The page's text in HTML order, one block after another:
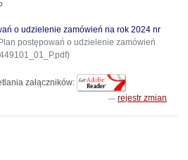
o udzielenie zamówień na rok 2024 nr
postępowań o udzielenie zamówień
załączników:
rejestr zmian